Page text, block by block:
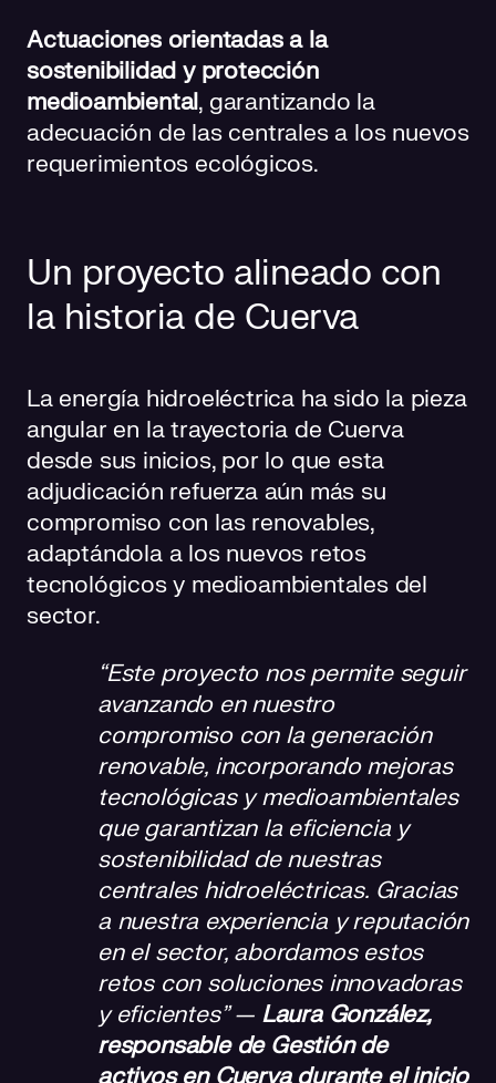
Actuaciones orientadas a la
sostenibilidad y protección
medioambiental, garantizando la
adecuación de las centrales a los nuevos
requerimientos ecológicos.
Un proyecto alineado con
la historia de Cuerva
La energía hidroeléctrica ha sido la pieza
angular en la trayectoria de Cuerva
desde sus inicios, por lo que esta
adjudicación refuerza aún más su
compromiso con las renovables,
adaptándola a los nuevos retos
tecnológicos y medioambientales del
sector.
“Este proyecto nos permite seguir
avanzando en nuestro
compromiso con la generación
renovable, incorporando mejoras
tecnológicas y medioambientales
que garantizan la eficiencia y
sostenibilidad de nuestras
centrales hidroeléctricas. Gracias
a nuestra experiencia y reputación
en el sector, abordamos estos
retos con soluciones innovadoras
y eficientes” — Laura González,
responsable de Gestión de